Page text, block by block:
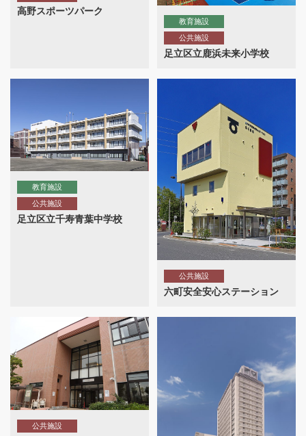
高野スポーツパーク
教育施設
公共施設
足立区立鹿浜未来小学校
教育施設
公共施設
足立区立千寿青葉中学校
公共施設
六町安全安心ステーション
公共施設